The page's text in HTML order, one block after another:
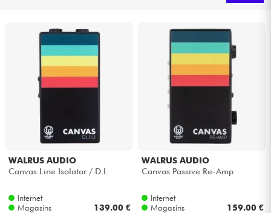
Home Studio
Casques
Micros & HF
WALRUS AUDIO
Canvas Line Isolator / D.I.
Internet
Magasins
139.00 €
WALRUS AUDIO
Canvas Passive Re-Amp
Internet
Magasins
159.00 €